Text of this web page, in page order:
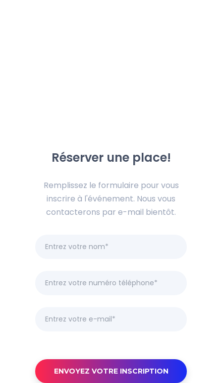
Réserver une place!
Remplissez le formulaire pour vous
inscrire à l'événement. Nous vous
contacterons par e-mail bientôt.
ENVOYEZ VOTRE INSCRIPTION